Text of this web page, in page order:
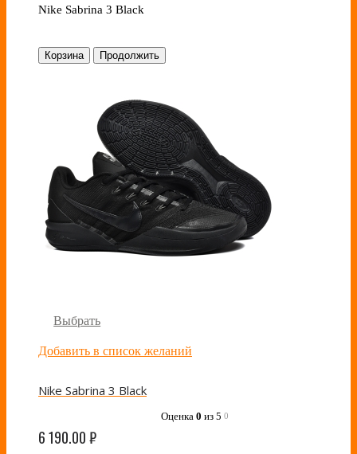
Nike Sabrina 3 Black
Корзина Продолжить
Выбрать
Добавить в список желаний
Nike Sabrina 3 Black
Оценка 0 из 5 0
6 190.00₽